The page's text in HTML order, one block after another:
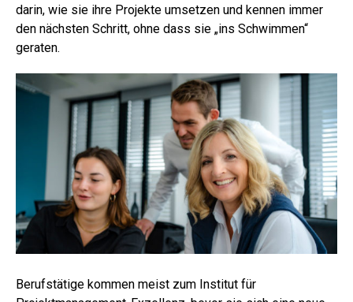
darin, wie sie ihre Projekte umsetzen und kennen immer
den nächsten Schritt, ohne dass sie „ins Schwimmen“
geraten.
Berufstätige kommen meist zum Institut für